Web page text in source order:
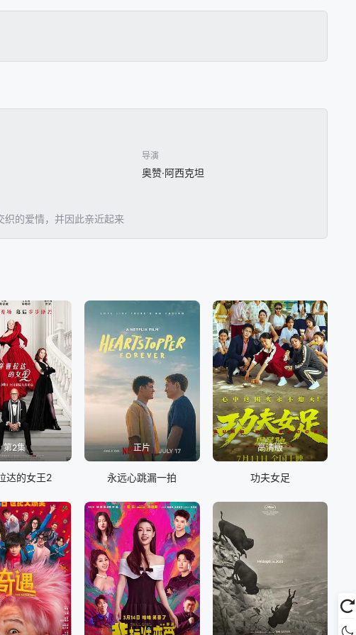
导演
奥赞·阿西克坦
的爱情，并因此亲近起来
第2集
达的女王2
正片
永远心跳漏一拍
高清版
功夫女足